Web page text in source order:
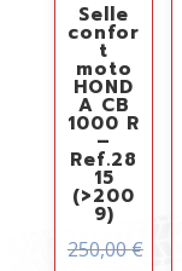
Selle
confor
t
moto
HOND
A CB
1000 R
–
Ref.28
15
(>200
9)
250,00€